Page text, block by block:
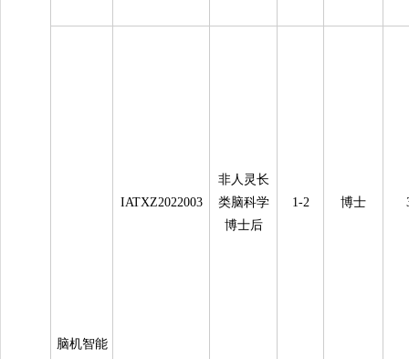
脑机智能
IATXZ2022003
非人灵长
类脑科学
博士后
1-2 博士